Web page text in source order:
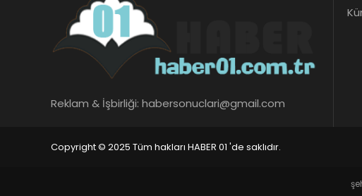
Reklam & İşbirliği: habersonuclari@gmail.com
Copyright © 2025 Tüm hakları HABER 01 'de saklıdır.